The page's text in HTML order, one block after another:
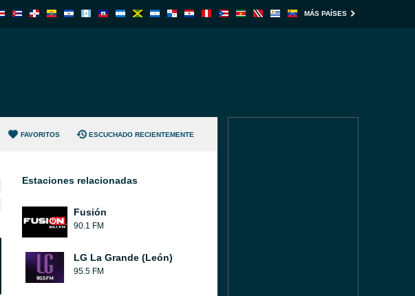
MÁS PAÍSES
FAVORITOS ESCUCHADO RECIENTEMENTE
Estaciones relacionadas
Fusión
90.1 FM
LG La Grande (León)
95.5 FM